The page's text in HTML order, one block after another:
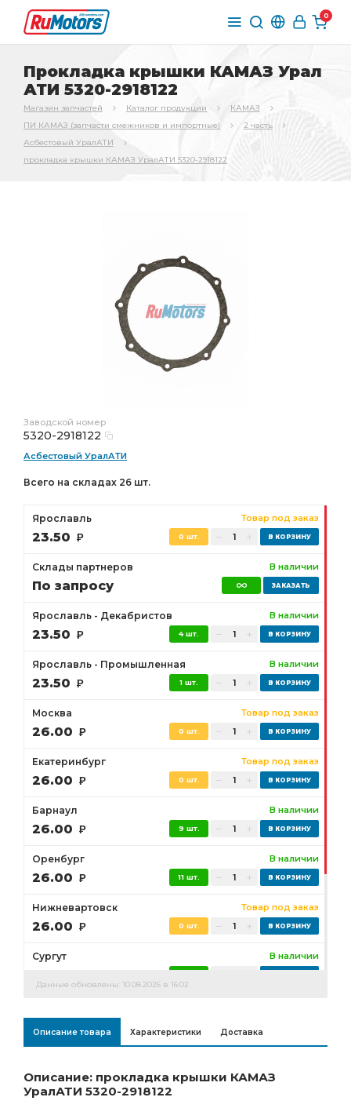
0
Прокладка крышки КАМАЗ Урал
АТИ 5320-2918122
Магазин запчастей Каталог продукции
КАМАЗ
ПИ КАМАЗ (запчасти смежников и импортные)
2 часть
Асбестовый УралАТИ
прокладка крышки КАМАЗ УралАТИ 5320-2918122
Заводской номер
5320-2918122
Асбестовый УралАТИ
Всего на складах 26 шт.
Ярославль Товар под заказ
23.50 Р 0 шт.
Склады партнеров В наличии
По запросу
Ярославль - Декабристов В наличии
23.50 Р 4 шт.
Ярославль - Промышленная В наличии
23.50 Р 1 шт.
Москва Товар под заказ
26.00 Р 0 шт.
Екатеринбург Товар под заказ
26.00 Р 0 шт.
Барнаул В наличии
26.00 Р 9 шт.
Оренбург В наличии
26.00 Р 11 шт.
Нижневартовск Товар под заказ
26.00 Р 0 шт.
Сургут В наличии
26.00 Р
Данные обновлены: 10.08.2026 в 16:02
Описание товара Характеристики Доставка
Описание: прокладка крышки КАМАЗ
УралАТИ 5320-2918122